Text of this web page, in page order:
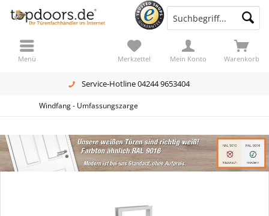
Service-Hotline 04244 9653404
Warenkorb
Merkzettel Mein Konto
Menü
Windfang - Umfassungszarge